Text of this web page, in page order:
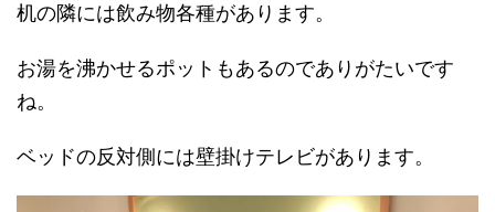
机の隣には飲み物各種があります。
お湯を沸かせるポットもあるのでありがたいです
ね。
ベッドの反対側には壁掛けテレビがあります。